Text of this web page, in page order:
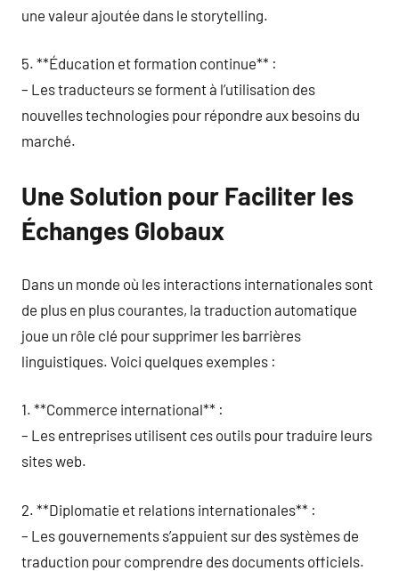
une valeur ajoutée dans le storytelling.
5. **Éducation et formation continue** :
– Les traducteurs se forment à l’utilisation des
nouvelles technologies pour répondre aux besoins du
marché.
Une Solution pour Faciliter les
Échanges Globaux
Dans un monde où les interactions internationales sont
de plus en plus courantes, la traduction automatique
joue un rôle clé pour supprimer les barrières
linguistiques. Voici quelques exemples :
1. **Commerce international** :
– Les entreprises utilisent ces outils pour traduire leurs
sites web.
2. **Diplomatie et relations internationales** :
– Les gouvernements s’appuient sur des systèmes de
traduction pour comprendre des documents officiels.